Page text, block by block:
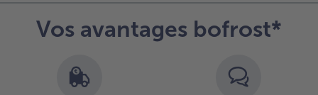
des
articles.Vos avantages bofrost*